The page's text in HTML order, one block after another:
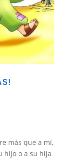
más que a mí,
hijo o a su hija